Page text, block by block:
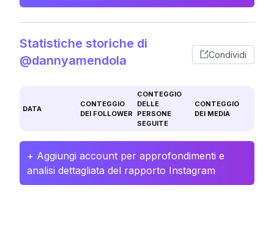
Statistiche storiche di
@dannyamendola
Condividi
DATA
CONTEGGIO
DEI FOLLOWER
CONTEGGIO
DELLE
PERSONE
SEGUITE
CONTEGGIO
DEI MEDIA
+ Aggiungi account per approfondimenti e
analisi dettagliata del rapporto Instagram